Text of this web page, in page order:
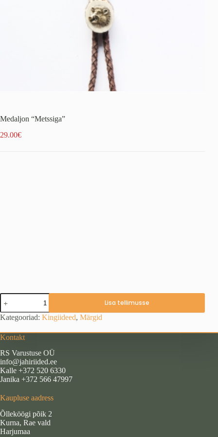
Medaljon “Metssiga”
29.00€
Medaljon
"Metssiga"
kogus
Lisa tellimusse
Kategooriad: Kingiideed, Märgid
Kontakt
RS Varustuse OÜ
info@jahiriided.ee
Kalle +372 520 6330
Janika +372 566 47997
Kaupluse aadress
Õlleköögi põik 2
Kurna, Rae vald
Harjumaa